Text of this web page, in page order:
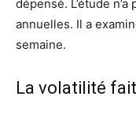
dépensé. L’étude
annuelles. Il a
semaine.
La volatilité